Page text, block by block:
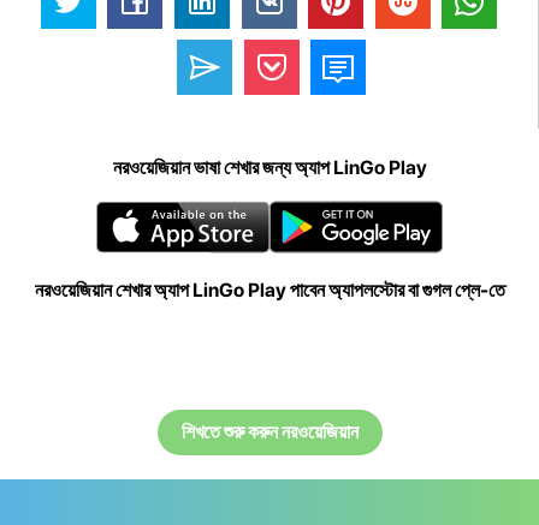
নরওয়েজিয়ান ভাষা শেখার জন্য অ্যাপ LinGo Play
নরওয়েজিয়ান শেখার অ্যাপ LinGo Play পাবেন অ্যাপলস্টোর বা গুগল প্লে-তে
শিখতে শুরু করুন নরওয়েজিয়ান